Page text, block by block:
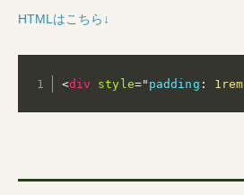
HTMLはこちら↓
<div style=" padding : 1rem